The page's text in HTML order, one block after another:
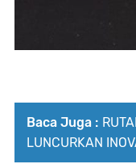
Baca Juga :
LUNCURKAN